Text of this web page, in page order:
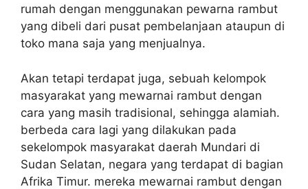
rumah dengan menggunakan pewarna rambut
yang dibeli dari pusat pembelanjaan ataupun di
toko mana saja yang menjualnya.
Akan tetapi terdapat juga, sebuah kelompok
masyarakat yang mewarnai rambut dengan
cara yang masih tradisional, sehingga alamiah.
berbeda cara lagi yang dilakukan pada
sekelompok masyarakat daerah Mundari di
Sudan Selatan, negara yang terdapat di bagian
Afrika Timur. mereka mewarnai rambut dengan